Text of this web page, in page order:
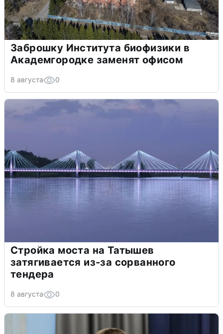
Заброшку Института биофизики в
Академгородке заменят офисом
8 августа 0
Стройка моста на Татышев
затягивается из-за сорванного
тендера
8 августа 0